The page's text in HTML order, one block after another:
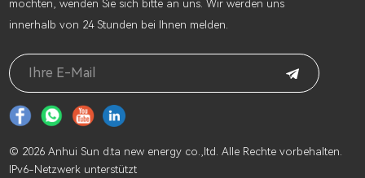
möchten, wenden Sie sich bitte an uns. Wir werden uns
innerhalb von 24 Stunden bei Ihnen melden.
© 2026 Anhui Sun d.ta new energy co.,ltd. Alle Rechte vorbehalten.
IPv6-Netzwerk unterstützt